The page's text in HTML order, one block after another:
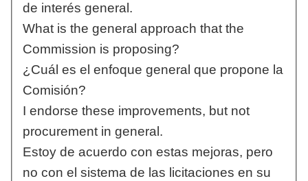
de interés general.
What is the general approach that the
Commission is proposing?
¿Cuál es el enfoque general que propone la
Comisión?
I endorse these improvements, but not
procurement in general.
Estoy de acuerdo con estas mejoras, pero
no con el sistema de las licitaciones en su